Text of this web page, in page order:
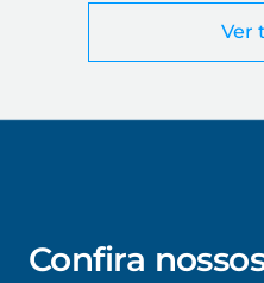
Ver
Confira